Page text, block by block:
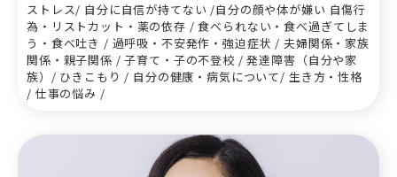
ストレス/ 自分に自信が持てない /自分の顔や体が嫌い 自傷行
為・リストカット・薬の依存 / 食べられない・食べ過ぎてしま
う・食べ吐き / 過呼吸・不安発作・強迫症状 / 夫婦関係・家族
関係・親子関係 / 子育て・子の不登校 / 発達障害（自分や家
族）/ ひきこもり / 自分の健康・病気について/ 生き方・性格
/ 仕事の悩み /